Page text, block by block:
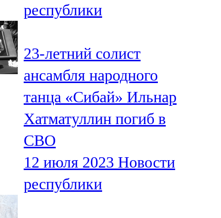
республики
23-летний солист
ансамбля народного
танца «Сибай» Ильнар
Хатматуллин погиб в
СВО
12 июля 2023 Новости
республики